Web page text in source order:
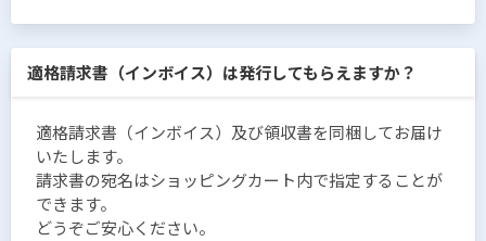
適格請求書（インボイス）は発行してもらえますか？
適格請求書（インボイス）及び領収書を同梱してお届け
いたします。
請求書の宛名はショッピングカート内で指定することが
できます。
どうぞご安心ください。